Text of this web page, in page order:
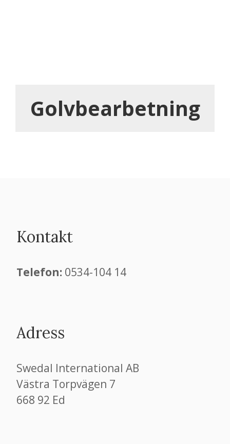
Golvbearbetning
Kontakt
​​​​​​​Telefon: 0534-104 14
Adress
Swedal International AB
Västra Torpvägen 7
668 92 Ed